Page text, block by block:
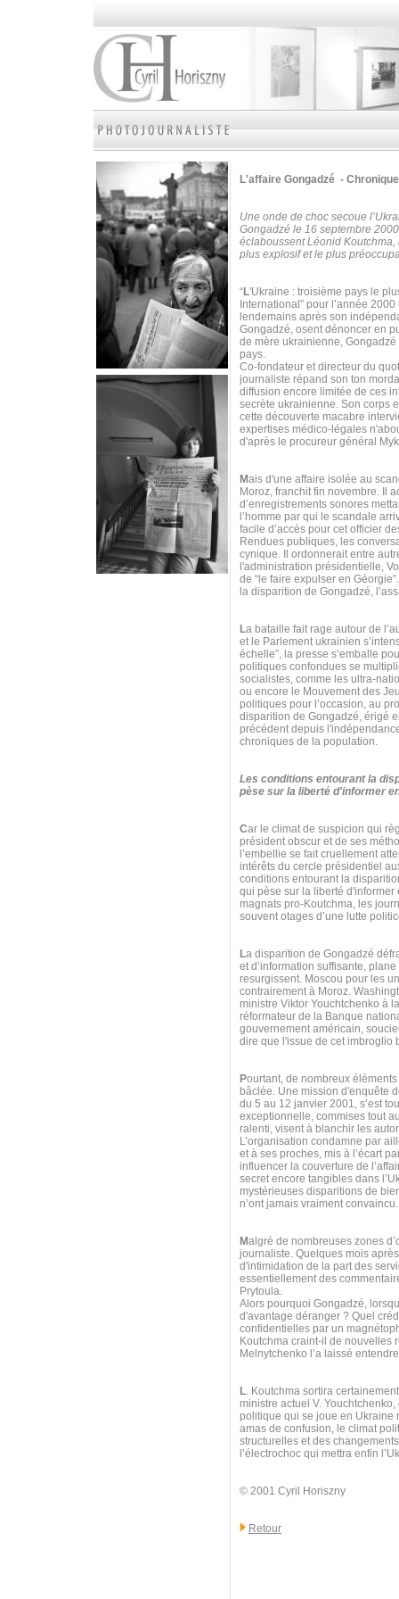
L'affaire Gongadzé -
Une onde de choc secoue
Gongadzé le 16 septembre
éclaboussent Léonid
plus explosif et le plus
“L'Ukraine : troisième pays le
International” pour l’année
lendemains après son
Gongadzé, osent dénoncer en
de mère ukrainienne, Gongadzé
pays.
Co-fondateur et directeur du
journaliste répand son ton
diffusion encore limitée de ces
secrète ukrainienne. Son corps
cette découverte macabre
expertises médico-légales
d'après le procureur général
Mais d'une affaire isolée au
Moroz, franchit fin novembre. Il
d’enregistrements sonores
l’homme par qui le scandale
facile d’accès pour cet officier
Rendues publiques, les
cynique. Il ordonnerait entre
l'administration présidentielle,
de “le faire expulser en
la disparition de Gongadzé,
La bataille fait rage autour de
et le Parlement ukrainien
échelle”, la presse s’emballe
politiques confondues se
socialistes, comme les ultra-
ou encore le Mouvement des
politiques pour l’occasion, au
disparition de Gongadzé, érigé
précédent depuis
chroniques de la population.
Les conditions entourant la
pèse sur la liberté d'informer
Car le climat de suspicion qui
président obscur et de ses
l’embellie se fait cruellement
intérêts du cercle présidentiel
conditions entourant la
qui pèse sur la liberté
magnats pro-Koutchma, les
souvent otages d’une lutte
La disparition de Gongadzé
et d’information suffisante,
resurgissent. Moscou pour les
contrairement à Moroz.
ministre Viktor Youchtchenko à
réformateur de la Banque
gouvernement américain,
dire que l'issue de cet imbroglio
Pourtant, de nombreux
bâclée. Une mission d'enquête
du 5 au 12 janvier 2001, s’est
exceptionnelle, commises tout
ralenti, visent à blanchir les
L’organisation condamne par
et à ses proches, mis à l’écart
influencer la couverture de
secret encore tangibles dans
mystérieuses disparitions de
n’ont jamais vraiment convaincu.
Malgré de nombreuses zones
journaliste. Quelques mois
d'intimidation de la part des
essentiellement des
Prytoula.
Alors pourquoi Gongadzé,
d'avantage déranger ? Quel
confidentielles par un
Koutchma craint-il de nouvelles
Melnytchenko l’a laissé
L. Koutchma sortira
ministre actuel V.
politique qui se joue en Ukraine
amas de confusion, le climat
structurelles et des
l’électrochoc qui mettra enfin
© 2001 Cyril Horiszny
Retour